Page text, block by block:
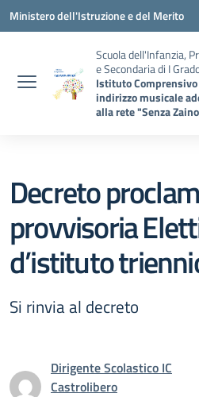
Vai ai contenuti
Vai al menu di navigazione
Vai al footer
Ministero dell'Istruzione e del Merito
Scuola dell'Infanzia,
e Secondaria di I
Istituto
indirizzo musicale
alla rete "Senza
Decreto
provvisoria
d’istituto
Si rinvia al decreto
Dirigente Scolastico IC
Castrolibero